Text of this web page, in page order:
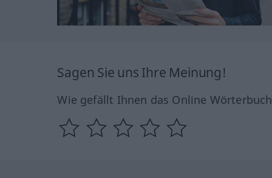
Sagen Sie uns Ihre Meinung!
Wie gefällt Ihnen das Online